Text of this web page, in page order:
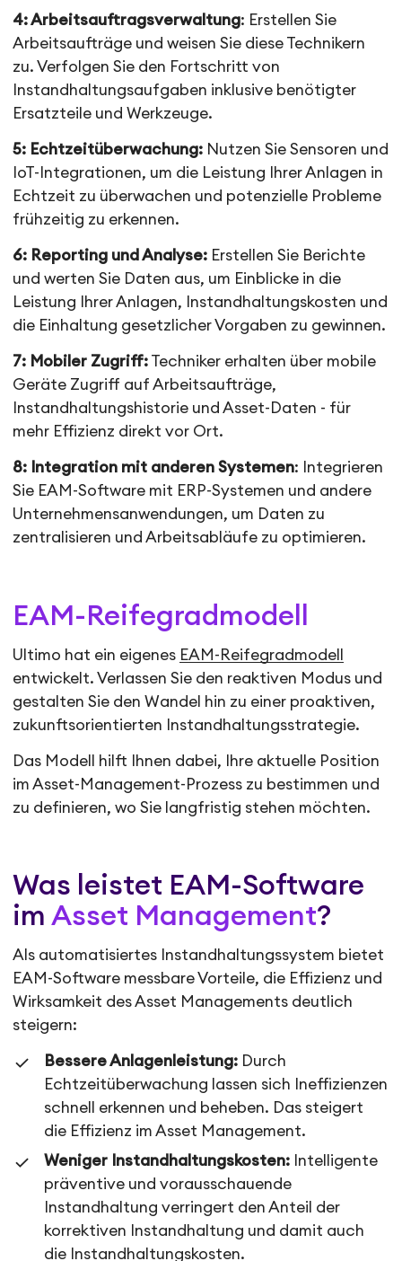
4: Arbeitsauftragsverwaltung: Erstellen Sie
Arbeitsaufträge und weisen Sie diese Technikern
zu. Verfolgen Sie den Fortschritt von
Instandhaltungsaufgaben inklusive benötigter
Ersatzteile und Werkzeuge.
5: Echtzeitüberwachung: Nutzen Sie Sensoren und
IoT-Integrationen, um die Leistung Ihrer Anlagen in
Echtzeit zu überwachen und potenzielle Probleme
frühzeitig zu erkennen.
6: Reporting und Analyse: Erstellen Sie Berichte
und werten Sie Daten aus, um Einblicke in die
Leistung Ihrer Anlagen, Instandhaltungskosten und
die Einhaltung gesetzlicher Vorgaben zu gewinnen.
7: Mobiler Zugriff: Techniker erhalten über mobile
Geräte Zugriff auf Arbeitsaufträge,
Instandhaltungshistorie und Asset-Daten - für
mehr Effizienz direkt vor Ort.
8: Integration mit anderen Systemen: Integrieren
Sie EAM-Software mit ERP-Systemen und andere
Unternehmensanwendungen, um Daten zu
zentralisieren und Arbeitsabläufe zu optimieren.
EAM-Reifegradmodell
Ultimo hat ein eigenes EAM-Reifegradmodell
entwickelt. Verlassen Sie den reaktiven Modus und
gestalten Sie den Wandel hin zu einer proaktiven,
zukunftsorientierten Instandhaltungsstrategie.
Das Modell hilft Ihnen dabei, Ihre aktuelle Position
im Asset-Management-Prozess zu bestimmen und
zu definieren, wo Sie langfristig stehen möchten.
Was leistet EAM-Software
imAsset Management?
Als automatisiertes Instandhaltungssystem bietet
EAM-Software messbare Vorteile, die Effizienz und
Wirksamkeit des Asset Managements deutlich
steigern:
Bessere Anlagenleistung: Durch
Echtzeitüberwachung lassen sich Ineffizienzen
schnell erkennen und beheben. Das steigert
die Effizienz im Asset Management.
Weniger Instandhaltungskosten: Intelligente
präventive und vorausschauende
Instandhaltung verringert den Anteil der
korrektiven Instandhaltung und damit auch
die Instandhaltungskosten.